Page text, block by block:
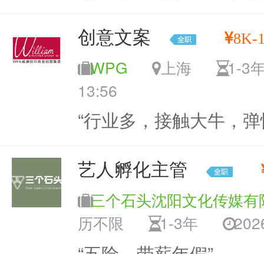
创意文案 8K-
WPG 上海
1-
13:56
“行业多，接触大牛，
艺人孵化主管
三个石头沈阳文化传媒有
历不限
1-3年